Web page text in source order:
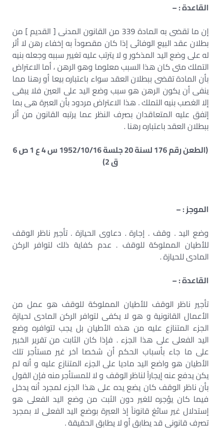
القاعدة : –
إن ما تقضى به المادة 339 من القانون المدنى [ القديم ] من
بطلان عقد البيع الوفائى إذا كان مقصوداً به إخفاء رهن لا أثر
له على وضع اليد المذكور و لا يترتب عليه تغيير سببه وجعله بنيه
التملك متى كان هذا السبب معلوما وهو الرهن ، أما الاعتراض
بأن المادة تقضى ببطلان العقد سواء باعتباره بيعا أو رهنا مما
ينفى أن يكون الرهن هو سبب وضع اليد على العين فلا يبقى
إلا الغصب بنيه التملك . هذا الاعتراض مردود بأن العبرة هى بما
إتفق عليه المتعاقدان بصرف النظر عما يرتبه القانون من أثر
ببطلان العقد باعتباره رهنا .
(الطعن رقم 176 لسنة 20 جلسة 1952/10/16 س 4 ع 1 ص 6
ق 2)
الموجز : –
وضع اليد . وقف . إجارة . دعاوى الحيازة . تأجير ناظر الوقف
للأطيان المملوكة للوقف . عدم كفاية ذلك لتوافر الركن
المادى للحيازة .
القاعدة : –
تأجير ناظر الوقف للأطيان المملوكة للوقف هو عمل من
الأعمال القانونية و هو لا يكفى لتوافر الركن المادى لحيازة
الجزء المتنازع عليه من هذه الأطيان بل يجب لتوافره وضع
اليد الفعلى على هذا الجزء . فإذا كان الثابت من تقرير الخبير
على ما جاء بأسباب الحكم أن شخصا آخر غير مستأجر تلك
الأطيان هو واضع اليد ماديا على الجزء المتنازع عليه و أنه لم
يكن يدفع عنه إيجاراً لناظر الوقف و لا للمستأجر منه فإن القول
بأن ناظر الوقف كان يضع يده على هذا الجزء لمجرد أنه يدخل
فيما كان يؤجره للغير دون الثبت من وضع اليد الفعلى هو
إستدلال غير سائغ قانوناً إذ العبرة بوضع اليد الفعلى لا بمجرد
تصرف قانونى قد يطابق أو لا يطابق الحقيقة .